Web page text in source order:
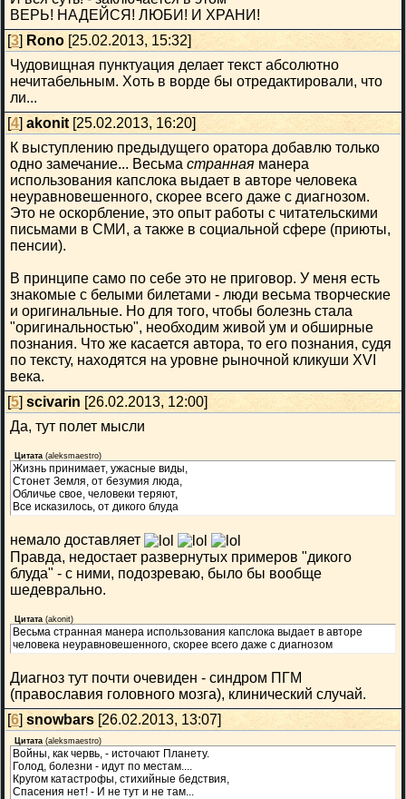
ВЕРЬ! НАДЕЙСЯ! ЛЮБИ! И ХРАНИ!
[3] Rono [25.02.2013, 15:32]
Чудовищная пунктуация делает текст абсолютно
нечитабельным. Хоть в ворде бы отредактировали, что
ли...
[4] akonit [25.02.2013, 16:20]
К выступлению предыдущего оратора добавлю только
одно замечание... Весьма странная манера
использования капслока выдает в авторе человека
неуравновешенного, скорее всего даже с диагнозом.
Это не оскорбление, это опыт работы с читательскими
письмами в СМИ, а также в социальной сфере (приюты,
пенсии).
В принципе само по себе это не приговор. У меня есть
знакомые с белыми билетами - люди весьма творческие
и оригинальные. Но для того, чтобы болезнь стала
"оригинальностью", необходим живой ум и обширные
познания. Что же касается автора, то его познания, судя
по тексту, находятся на уровне рыночной кликуши XVI
века.
[5] scivarin [26.02.2013, 12:00]
Да, тут полет мысли
Цитата (aleksmaestro)
Жизнь принимает, ужасные виды,
Стонет Земля, от безумия люда,
Обличье свое, человеки теряют,
Все исказилось, от дикого блуда
немало доставляет
Правда, недостает развернутых примеров "дикого
блуда" - с ними, подозреваю, было бы вообще
шедеврально.
Цитата (akonit)
Весьма странная манера использования капслока выдает в авторе
человека неуравновешенного, скорее всего даже с диагнозом
Диагноз тут почти очевиден - синдром ПГМ
(православия головного мозга), клинический случай.
[6] snowbars [26.02.2013, 13:07]
Цитата (aleksmaestro)
Войны, как червь, - источают Планету.
Голод, болезни - идут по местам....
Кругом катастрофы, стихийные бедствия,
Спасения нет! - И не тут и не там...